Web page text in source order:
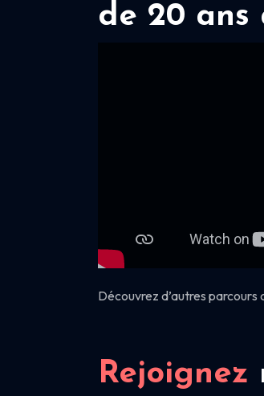
de 20 ans
Découvrez d’autres parcours
Rejoignez